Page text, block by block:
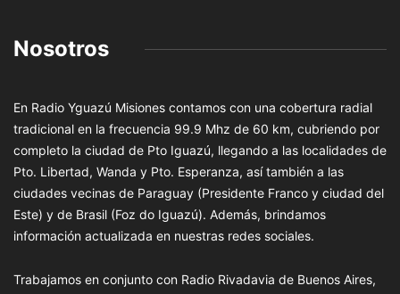
Nosotros
En Radio Yguazú Misiones contamos con una cobertura radial
tradicional en la frecuencia 99.9 Mhz de 60 km, cubriendo por
completo la ciudad de Pto Iguazú, llegando a las localidades de
Pto. Libertad, Wanda y Pto. Esperanza, así también a las
ciudades vecinas de Paraguay (Presidente Franco y ciudad del
Este) y de Brasil (Foz do Iguazú). Además, brindamos
información actualizada en nuestras redes sociales.
Trabajamos en conjunto con Radio Rivadavia de Buenos Aires,